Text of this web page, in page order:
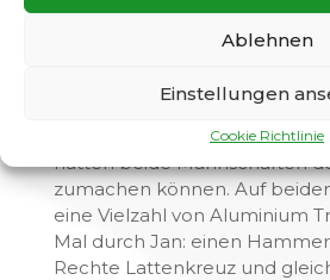
Ablehnen
Einstellungen
Cookie Richtlinie
angereisten Fan´s, ebenso
Maskottchen Edda, konnten
Spieler, zufrieden ab.
Die zweite Halbzeit ist schnell
hätten beide Mannschaften
zumachen können. Auf
eine Vielzahl von Aluminium
Mal durch Jan: einen
Rechte Lattenkreuz und